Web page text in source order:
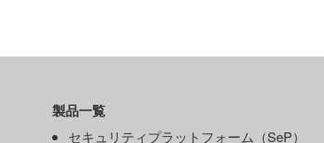
製品一覧
セキュリティプラットフォーム（SeP）